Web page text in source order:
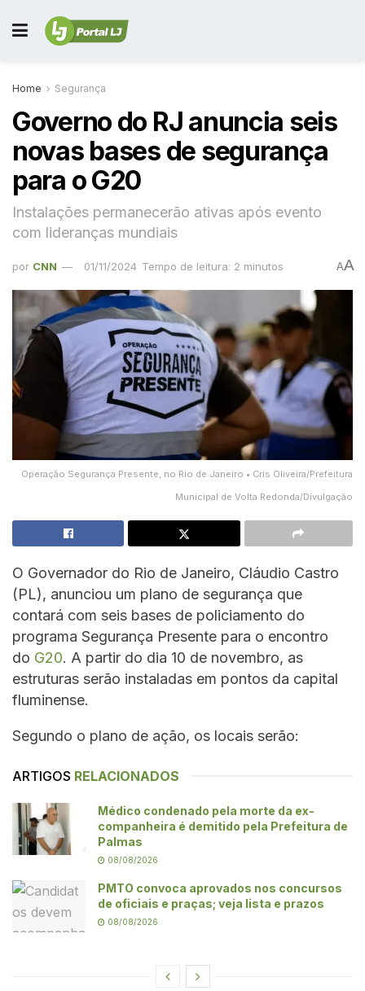
Home Segurança
Governo do RJ anuncia seis
novas bases de segurança
para o G20
Instalações permanecerão ativas após evento
com lideranças mundiais
por CNN 01/11/2024 Tempo de leitura: 2 minutos AA
Operação Segurança Presente, no Rio de Janeiro • Cris Oliveira/Prefeitura
Municipal de Volta Redonda/Divulgação
O Governador do Rio de Janeiro, Cláudio Castro
(PL), anunciou um plano de segurança que
contará com seis bases de policiamento do
programa Segurança Presente para o encontro
do G20. A partir do dia 10 de novembro, as
estruturas serão instaladas em pontos da capital
fluminense.
Segundo o plano de ação, os locais serão:
ARTIGOS RELACIONADOS
Médico condenado pela morte da ex-
companheira é demitido pela Prefeitura de
Palmas
08/08/2026
PMTO convoca aprovados nos concursos
de oficiais e praças; veja lista e prazos
08/08/2026